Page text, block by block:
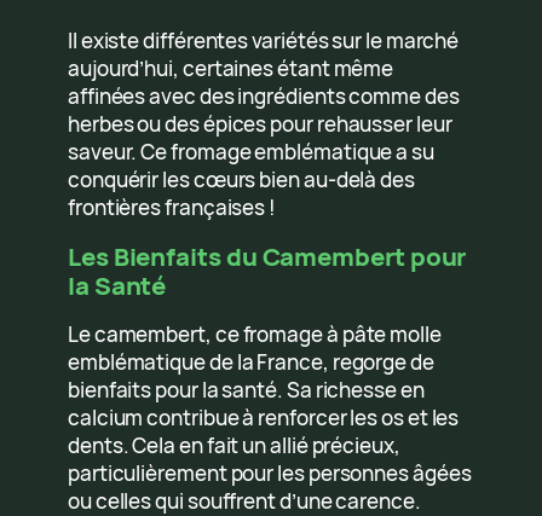
Il existe différentes variétés sur le marché
aujourd’hui, certaines étant même
affinées avec des ingrédients comme des
herbes ou des épices pour rehausser leur
saveur. Ce fromage emblématique a su
conquérir les cœurs bien au-delà des
frontières françaises !
Les Bienfaits du Camembert pour
la Santé
Le camembert, ce fromage à pâte molle
emblématique de la France, regorge de
bienfaits pour la santé. Sa richesse en
calcium contribue à renforcer les os et les
dents. Cela en fait un allié précieux,
particulièrement pour les personnes âgées
ou celles qui souffrent d’une carence.